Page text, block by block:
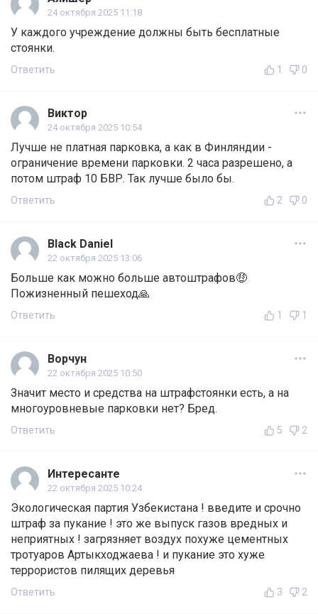
24 октября 2025 11:18
У каждого учреждение должны быть бесплатные
стоянки.
Ответить 1 0
Виктор
24 октября 2025 10:54
Лучше не платная парковка, а как в Финляндии -
ограничение времени парковки. 2 часа разрешено, а
потом штраф 10 БВР. Так лучше было бы.
Ответить 2 0
Black Daniel
22 октября 2025 13:06
Больше как можно больше автоштрафов🤑
Пожизненный пешеход🙏
Ответить 1 1
Ворчун
22 октября 2025 10:50
Значит место и средства на штрафстоянки есть, а на
многоуровневые парковки нет? Бред.
Ответить 5 2
Интересанте
22 октября 2025 10:24
Экологическая партия Узбекистана ! введите и срочно
штраф за пукание ! это же выпуск газов вредных и
неприятных ! загрязняет воздух похуже цементных
тротуаров Артыкходжаева ! и пукание это хуже
террористов пилящих деревья
Ответить 3 2